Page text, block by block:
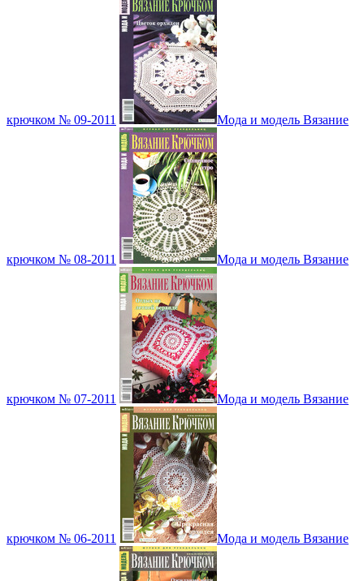
крючком № 09-2011 Мода и модель Вязание
крючком № 08-2011 Мода и модель Вязание
крючком № 07-2011 Мода и модель Вязание
крючком № 06-2011 Мода и модель Вязание